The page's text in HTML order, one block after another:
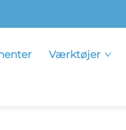
Værktøjer